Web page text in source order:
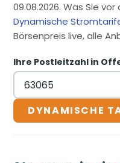
09.08.2026. Was Sie
Dynamische
Börsenpreis live, alle
Ihre Postleitzahl in
DYNAMISCHE